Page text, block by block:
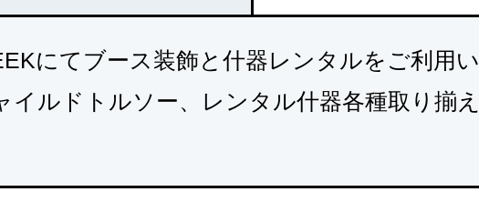
にてブース装飾と什器レンタルをご利用い
イルドトルソー、レンタル什器各種取り揃え